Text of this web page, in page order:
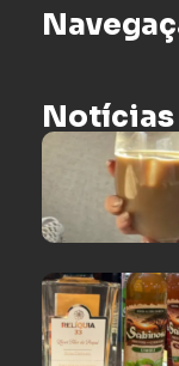
Notícias